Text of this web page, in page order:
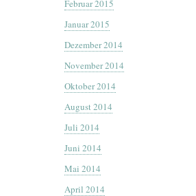
Februar 2015
Januar 2015
Dezember 2014
November 2014
Oktober 2014
August 2014
Juli 2014
Juni 2014
Mai 2014
April 2014